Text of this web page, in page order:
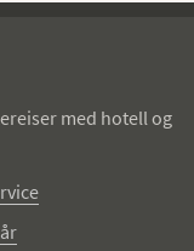
med hotell og